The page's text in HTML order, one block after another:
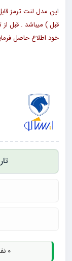
ا
قبل ) میباشد . قبل
خود اطلاع حاصل
0